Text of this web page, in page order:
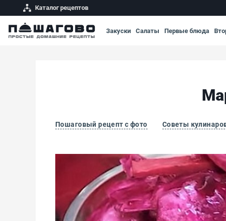
Каталог рецептов
Закуски Салаты Первые блюда
Пошаговый рецепт с фото Советы
Маринованная капуста со свеклой